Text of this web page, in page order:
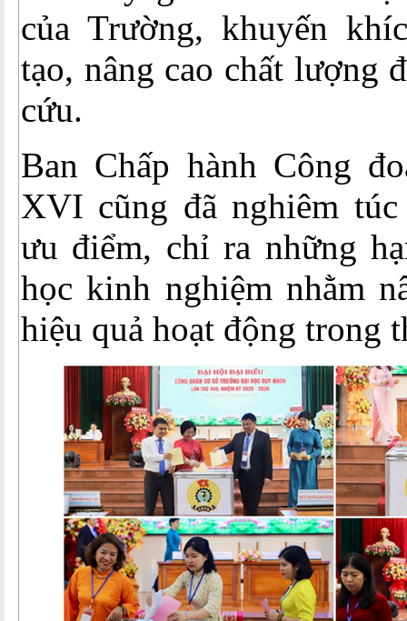
của Trường, khuyến
tạo, nâng cao chất lượng
cứu.
Ban Chấp hành Công
XVI cũng đã nghiêm
ưu điểm, chỉ ra những
học kinh nghiệm nhằm
hiệu quả hoạt động trong